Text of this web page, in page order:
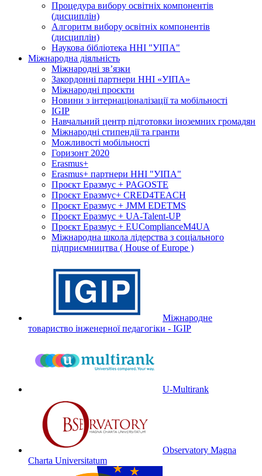
Процедура вибору освітніх компонентів
(дисциплін)
Алгоритм вибору освітніх компонентів
(дисциплін)
Наукова бібліотека ННІ "УІПА"
Міжнародна діяльність
Міжнародні зв’язки
Закордонні партнери ННІ «УІПА»
Міжнародні проєкти
Новини з інтернаціоналізації та мобільності
IGIP
Навчальний центр підготовки іноземних громадян
Міжнародні стипендії та гранти
Можливості мобільності
Горизонт 2020
Erasmus+
Erasmus+ партнери ННІ "УІПА"
Проєкт Еразмус + PAGOSTE
Проєкт Еразмус+ CRED4TEACH
Проєкт Еразмус + JMM EDETMS
Проєкт Еразмус + UA-Talent-UP
Проєкт Еразмус + EUComplianceM4UA
Міжнародна школа лідерства з соціального
підприємництва ( House of Europe )
Міжнародне
товариство інженерної педагогіки - IGIP
U-Multirank
Observatory Magna
Charta Universitatum